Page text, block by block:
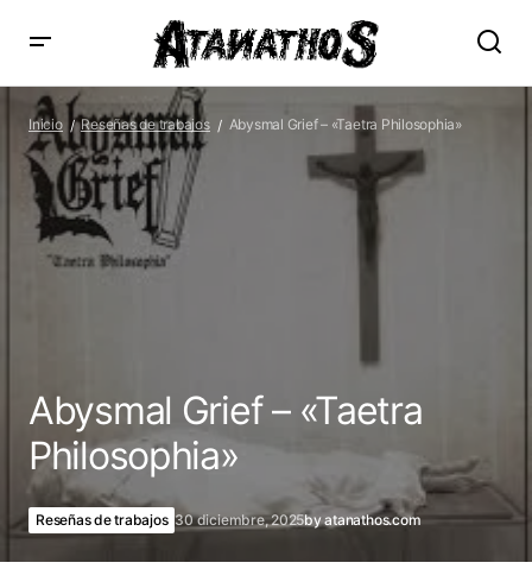
Abysmal Grief – «Taetra Philosophia»
Inicio Reseñas de trabajos Abysmal Grief – «Taetra Philosophia»
Abysmal Grief – «Taetra
Philosophia»
Reseñas de trabajos 30 diciembre, 2025byatanathos.com